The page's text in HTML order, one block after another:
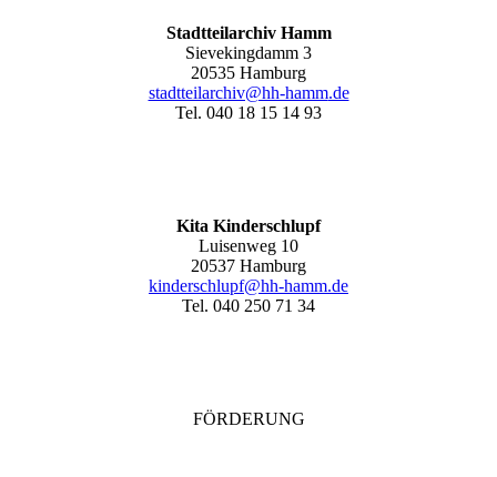
Stadtteilarchiv Hamm
Sievekingdamm 3
20535 Hamburg
stadtteilarchiv@hh-hamm.de
Tel. 040 18 15 14 93
Kita Kinderschlupf
Luisenweg 10
20537 Hamburg
kinderschlupf@hh-hamm.de
Tel. 040 250 71 34
FÖRDERUNG